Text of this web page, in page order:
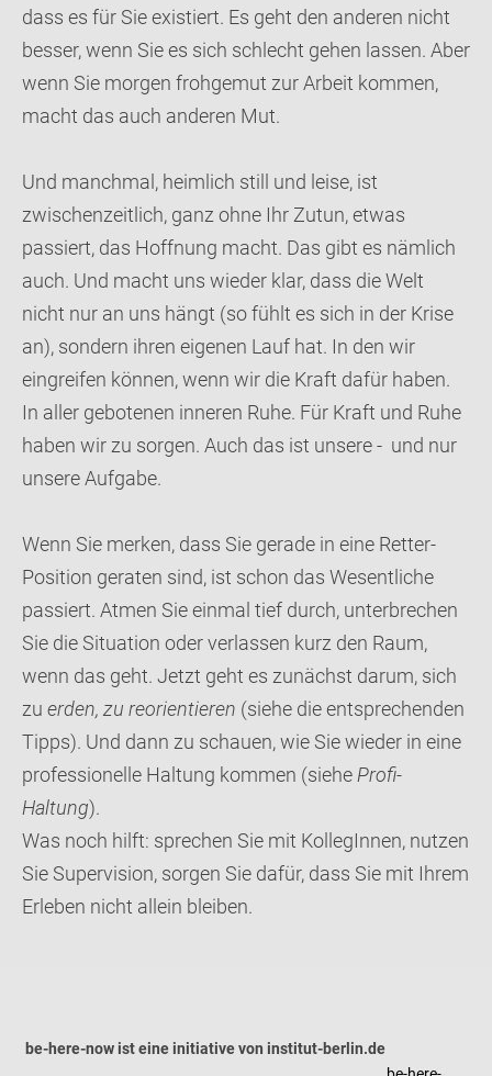
dass es für Sie existiert. Es geht den anderen nicht
besser, wenn Sie es sich schlecht gehen lassen. Aber
wenn Sie morgen frohgemut zur Arbeit kommen,
macht das auch anderen Mut.
Und manchmal, heimlich still und leise, ist
zwischenzeitlich, ganz ohne Ihr Zutun, etwas
passiert, das Hoffnung macht. Das gibt es nämlich
auch. Und macht uns wieder klar, dass die Welt
nicht nur an uns hängt (so fühlt es sich in der Krise
an), sondern ihren eigenen Lauf hat. In den wir
eingreifen können, wenn wir die Kraft dafür haben.
In aller gebotenen inneren Ruhe. Für Kraft und Ruhe
haben wir zu sorgen. Auch das ist unsere - und nur
unsere Aufgabe.
Wenn Sie merken, dass Sie gerade in eine Retter-
Position geraten sind, ist schon das Wesentliche
passiert. Atmen Sie einmal tief durch, unterbrechen
Sie die Situation oder verlassen kurz den Raum,
wenn das geht. Jetzt geht es zunächst darum, sich
zu erden, zu reorientieren (siehe die entsprechenden
Tipps). Und dann zu schauen, wie Sie wieder in eine
professionelle Haltung kommen (siehe Profi-
Haltung).
Was noch hilft: sprechen Sie mit KollegInnen, nutzen
Sie Supervision, sorgen Sie dafür, dass Sie mit Ihrem
Erleben nicht allein bleiben.
be-here-now ist eine initiative von institut-berlin.de